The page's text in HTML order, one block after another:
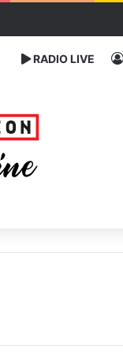
RADIO LIVE